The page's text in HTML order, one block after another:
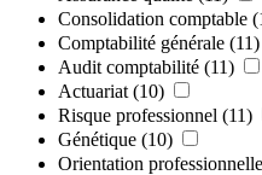
Consolidation comptable
Comptabilité générale (11)
Audit comptabilité (11)
Actuariat (10)
Risque professionnel (11)
Génétique (10)
Orientation professionnelle